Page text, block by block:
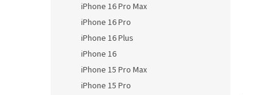
iPhone 16 Pro Max
iPhone 16 Pro
iPhone 16 Plus
iPhone 16
iPhone 15 Pro Max
iPhone 15 Pro